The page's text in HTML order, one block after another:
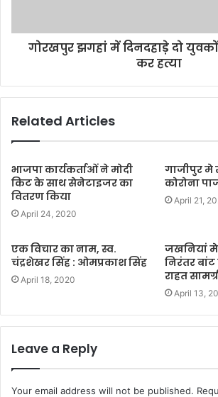
गोरखपुर झगहां में दिनदहाड़े दो
कर हत्या
Related Articles
भाजपा कार्यकर्ताओं ने मोदी
किट के साथ सेनेटाइजर का
वितरण किया
April 24, 2020
गाजीपुर मे
कोरोना
April 21,
एक विचार का नाम, स्व.
चंद्रशेखर सिंह : ओमप्रकाश सिंह
April 18, 2020
जखनियां मे
निरंतर
राहत
April 13,
Leave a Reply
Your email address will not be published.